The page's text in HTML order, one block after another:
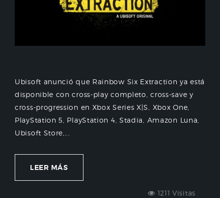
Ubisoft anunció que Rainbow Six Extraction ya está
disponible con cross-play completo, cross-save y
cross-progression en Xbox Series X|S, Xbox One,
PlayStation 5, PlayStation 4, Stadia, Amazon Luna,
Ubisoft Store,...
LEER MÁS
1211 Visitas